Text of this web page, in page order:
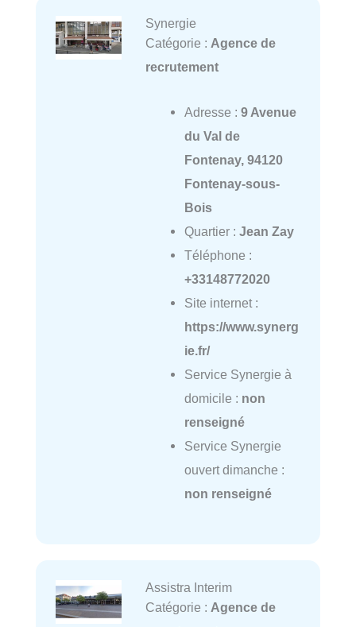
Synergie
Catégorie : Agence de
recrutement
Adresse : 9 Avenue
du Val de
Fontenay, 94120
Fontenay-sous-
Bois
Quartier : Jean Zay
Téléphone :
+33148772020
Site internet :
https://www.synerg
ie.fr/
Service Synergie à
domicile : non
renseigné
Service Synergie
ouvert dimanche :
non renseigné
Assistra Interim
Catégorie : Agence de